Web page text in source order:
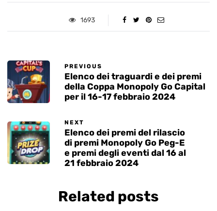
1693
PREVIOUS
Elenco dei traguardi e dei premi
della Coppa Monopoly Go Capital
per il 16-17 febbraio 2024
NEXT
Elenco dei premi del rilascio
di premi Monopoly Go Peg-E
e premi degli eventi dal 16 al
21 febbraio 2024
Related posts